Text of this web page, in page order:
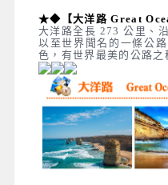
★◆【大洋路 Great
大洋路全長 273 公里、
以至世界聞名的一條公
色，有世界最美的公路之